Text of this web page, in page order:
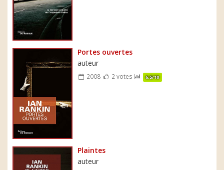
Portes ouvertes
auteur
2008 2 votes 6.5/10
Plaintes
auteur